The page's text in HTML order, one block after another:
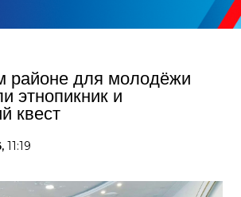
районе для молодёжи
этнопикник и
квест
11:19